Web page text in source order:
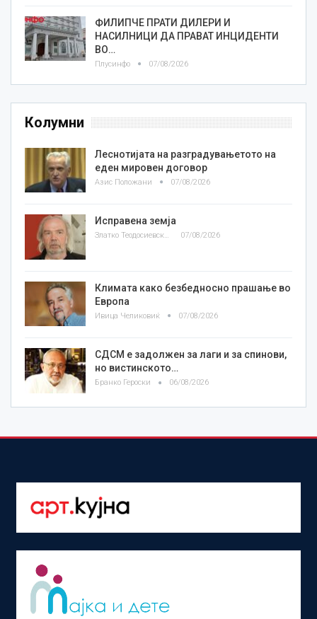
ФИЛИПЧЕ ПРАТИ ДИЛЕРИ И
НАСИЛНИЦИ ДА ПРАВАТ ИНЦИДЕНТИ
ВО…
Плусинфо 07/08/2026
Колумни
Леснотијата на разградувањетото на
еден мировен договор
Азис Положани 07/08/2026
Исправена земја
Златко Теодосиевски 07/08/2026
Климата како безбедносно прашање во
Европа
Ивица Челиковиќ 07/08/2026
СДСМ е задолжен за лаги и за спинови,
но вистинското…
Бранко Героски 06/08/2026